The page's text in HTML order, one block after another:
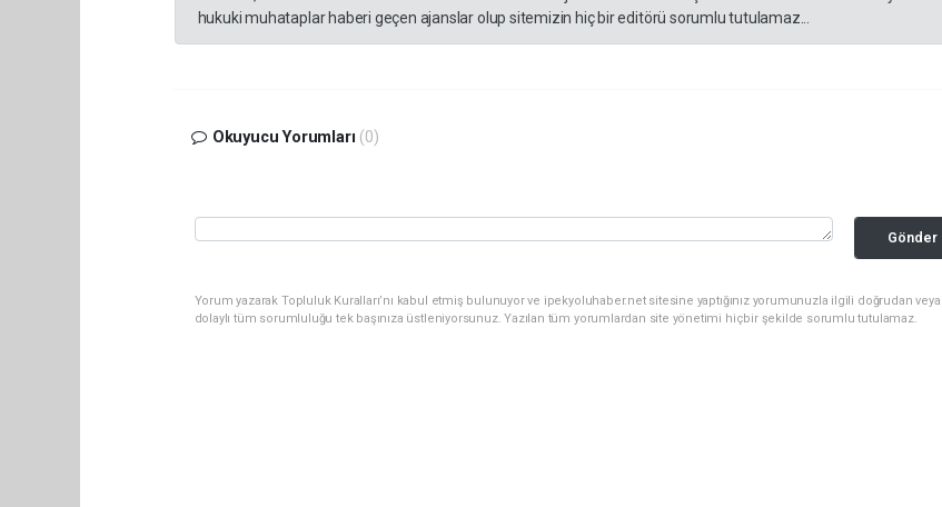
hukuki muhataplar haberi geçen ajanslar olup sitemizin hiç bir editörü sorumlu tutulamaz...
Okuyucu Yorumları (0)
Gönder
Yorum yazarak Topluluk Kuralları’nı kabul etmiş bulunuyor ve ipekyoluhaber.net sitesine yaptığınız yorumunuzla ilgili doğrudan veya
dolaylı tüm sorumluluğu tek başınıza üstleniyorsunuz. Yazılan tüm yorumlardan site yönetimi hiçbir şekilde sorumlu tutulamaz.